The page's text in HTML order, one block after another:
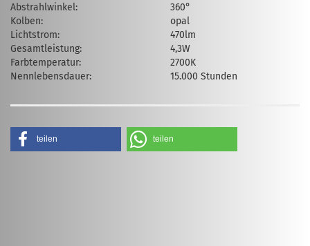
Abstrahlwinkel:
360°
Kolben:
opal
Lichtstrom:
470lm
Gesamtleistung:
4,3W
Farbtemperatur:
2700K
Nennlebensdauer:
15.000 Stunden
teilen teilen